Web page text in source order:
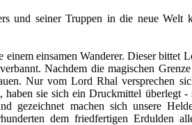
und seiner Truppen in die neue Welt
einsamen Wanderer. Dieser bittet
Nachdem die magischen
Nur vom Lord Rhal versprechen
sie sich ein Druckmittel überlegt -
gezeichnet machen sich unsere
dem friedfertigen Erdulden